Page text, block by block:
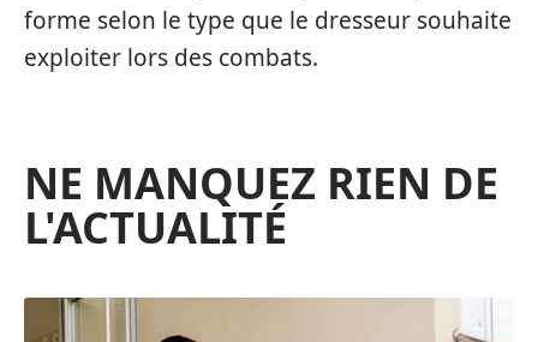
forme selon le type que le dresseur souhaite
exploiter lors des combats.
NE MANQUEZ RIEN DE
L'ACTUALITÉ